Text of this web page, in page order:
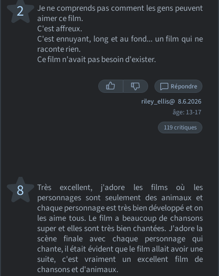
Je ne comprends pas comment les gens peuvent
aimer ce film.
C'est affreux.
C'est ennuyant, long et au fond... un film qui ne
raconte rien.
Ce film n'avait pas besoin d'exister.
2
Répondre
riley_ellis@ 8.6.2026
âge: 13-17
119 critiques
Très excellent, j'adore les films où les
personnages sont seulement des animaux et
chaque personnage est très bien développé et on
les aime tous. Le film a beaucoup de chansons
super et elles sont très bien chantées. J'adore la
scène finale avec chaque personnage qui
chante, il était évident que le film allait avoir une
suite, c'est vraiment un excellent film de
chansons et d'animaux.
8